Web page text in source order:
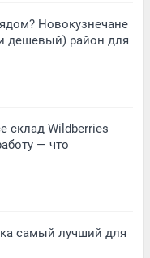
Новокузнечане
дешевый) район для
склад Wildberries
— что
самый лучший для